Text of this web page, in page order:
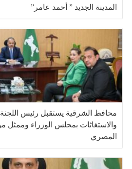
المدينة الجديد ” أحمد عامر”
محافظ الشرقية يستقبل رئيس اللجنة
والاستغاثات بمجلس الوزراء وممثل
المصري